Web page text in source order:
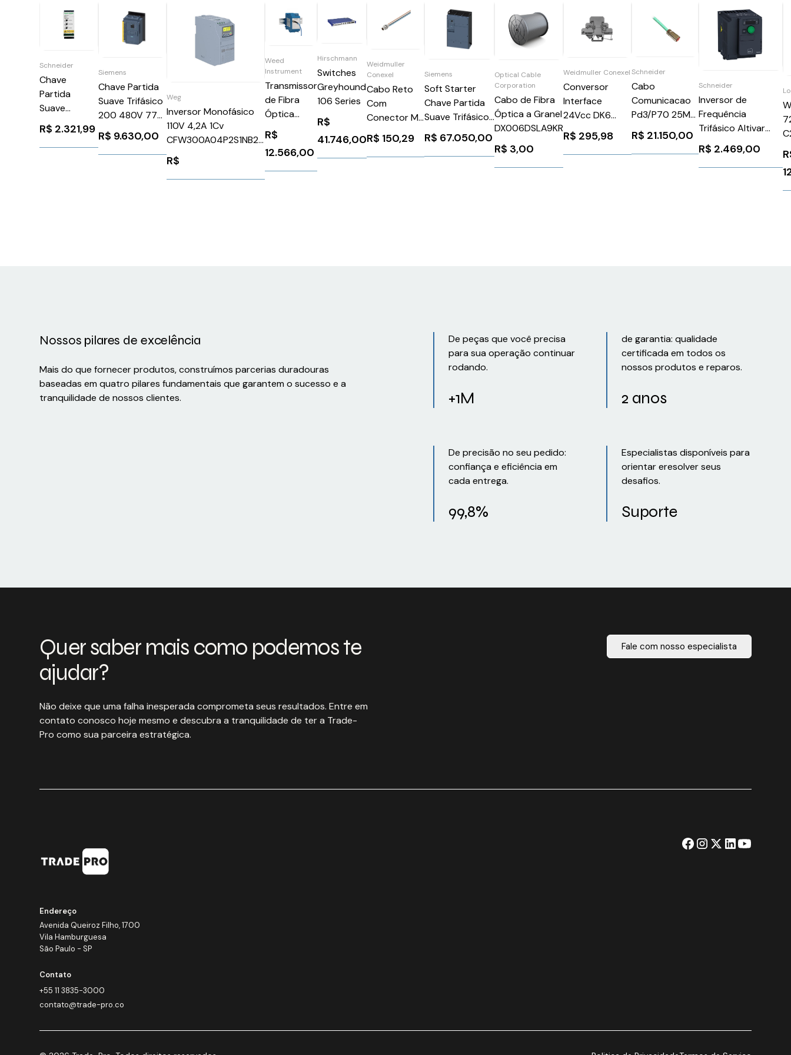
Schneider
Chave
Partida
Suave
Trifásico
220V 32A 110
220V
R$ 2.321,99
Siemens
Chave Partida
Suave Trifásico
200 480V 77A
24V
3RW55261HF04
Siemens
R$ 9.630,00
Weg
Inversor Monofásico
110V 4,2A 1Cv
CFW300A04P2S1NB20
WEG Weg 13059268
R$
Weed
Instrument
Transmissor
de Fibra
Óptica
2T36
R$
12.566,00
Hirschmann
Switches
Greyhound
106 Series
R$
41.746,00
Weidmuller
Conexel
Cabo Reto
Com
Conector M8
500Mm
Weidmuller
Conexel
R$ 150,29
Siemens
Soft Starter
Chave Partida
Suave Trifásico
200-690V
840A 110-220V
Siemens
R$ 67.050,00
Optical Cable
Corporation
Cabo de Fibra
Óptica a Granel
DX006DSLA9KR
R$ 3,00
Weidmuller Conexel
Conversor
Interface
24Vcc DK6
PT100/3
Weidmuller
Conexel
R$ 295,98
Schneider
Cabo
Comunicacao
Pd3/P70 25M
Schneider
VW3E1145R250
R$ 21.150,00
Schneider
Inversor de
Frequência
Trifásico Altivar
320
(VSD)Trifásico200-
240 V CA2.2 kW3
R$ 2.469,00
Nossos pilares de excelência
Mais do que fornecer produtos, construímos parcerias duradouras
baseadas em quatro pilares fundamentais que garantem o sucesso e a
tranquilidade de nossos clientes.
De peças que você precisa
para sua operação continuar
rodando.
+1M
de garantia: qualidade
certificada em todos os
nossos produtos e reparos.
2 anos
De precisão no seu pedido:
confiança e eficiência em
cada entrega.
99,8%
Especialistas disponíveis para
orientar eresolver seus
desafios.
Suporte
Quer saber mais como podemos te
ajudar?
Não deixe que uma falha inesperada comprometa seus resultados. Entre em
contato conosco hoje mesmo e descubra a tranquilidade de ter a Trade-
Pro como sua parceira estratégica.
Fale com nosso especialista
Endereço
Avenida Queiroz Filho, 1700
Vila Hamburguesa
São Paulo - SP
Contato
+55 11 3835-3000
contato@trade-pro.co